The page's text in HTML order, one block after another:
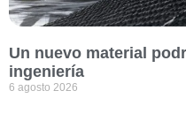
Un nuevo material
ingeniería
6 agosto 2026